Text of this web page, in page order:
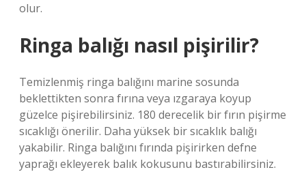
olur.
Ringa balığı nasıl pişirilir?
Temizlenmiş ringa balığını marine sosunda
beklettikten sonra fırına veya ızgaraya koyup
güzelce pişirebilirsiniz. 180 derecelik bir fırın pişirme
sıcaklığı önerilir. Daha yüksek bir sıcaklık balığı
yakabilir. Ringa balığını fırında pişirirken defne
yaprağı ekleyerek balık kokusunu bastırabilirsiniz.